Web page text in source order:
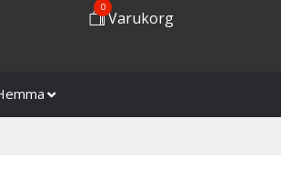
0
Varukorg